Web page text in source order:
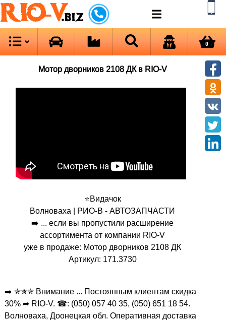
RIO-V.biz
0
Мотор дворников 2108 ДК в RIO-V
⭐Видачок
Волноваха | РИО-В - АВТОЗАПЧАСТИ
➡️ ... если вы пропустили расширение
ассортимента от компании RIO-V
уже в продаже: Мотор дворников 2108 ДК
Артикул: 171.3730
➡️ ✯✯✯ Внимание ... Постоянным клиентам скидка
30% ➦ RIO-V. ☎: (050) 057 40 35, (050) 651 18 54.
Волноваха, Доонецкая обл. Оперативная доставка